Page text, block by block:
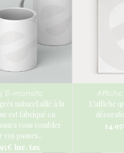
E-monsite
naturel allié à la
est fabriqué en
vous combler
vos pauses...
inc. tax
L'affiche